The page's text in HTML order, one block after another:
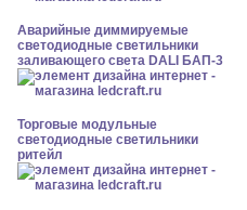
Аварийные диммируемые
светодиодные светильники
заливающего света DALI БАП-3
Торговые модульные
светодиодные светильники
ритейл